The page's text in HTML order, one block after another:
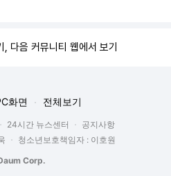
, 다음 커뮤니티 웹에서 보기
화면 전체보기
24시간 뉴스센터
공지사항
청소년보호책임자 : 이호원
Corp.